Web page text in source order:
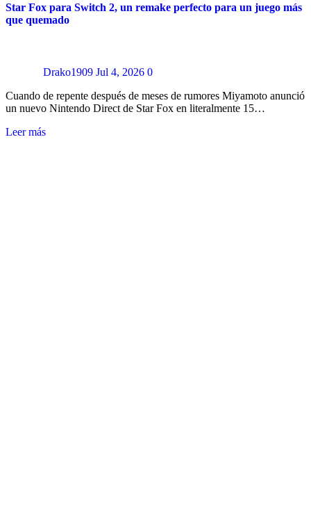
Star Fox para Switch 2, un remake perfecto para un juego más
que quemado
Drako1909 Jul 4, 2026 0
Cuando de repente después de meses de rumores Miyamoto anunció
un nuevo Nintendo Direct de Star Fox en literalmente 15…
Leer más